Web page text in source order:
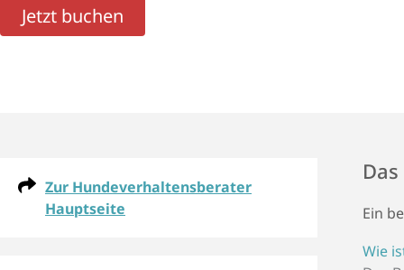
Jetzt buchen
Zur Hundeverhaltensberater
Hauptseite
Ein
Wie